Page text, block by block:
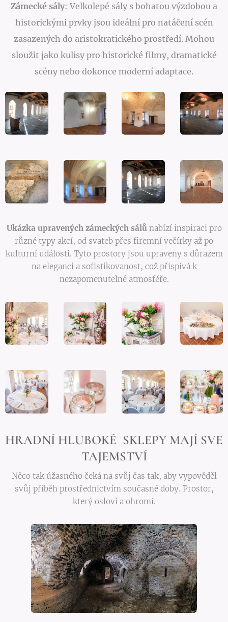
Zámecké sály: Velkolepé sály s bohatou výzdobou a
historickými prvky jsou ideální pro natáčení scén
zasazených do aristokratického prostředí. Mohou
sloužit jako kulisy pro historické filmy, dramatické
scény nebo dokonce moderní adaptace.
Ukázka upravených zámeckých sálůnabízí inspiraci pro
různé typy akcí, od svateb přes firemní večírky až po
kulturní události. Tyto prostory jsou upraveny s důrazem
na eleganci a sofistikovanost, což přispívá k
nezapomenutelné atmosféře.
HRADNÍ HLUBOKÉ SKLEPY MAJÍ SVE
TAJEMSTVÍ
Něco tak úžasného čeká na svůj čas tak, aby vypověděl
svůj příběh prostřednictvím současné doby. Prostor,
který osloví a ohromí.